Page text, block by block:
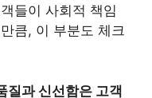
들이 사회적 책임
큼, 이 부분도 체크
질과 신선함은 고객